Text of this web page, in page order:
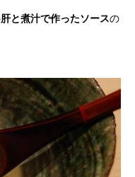
肝と煮汁で作ったソースの